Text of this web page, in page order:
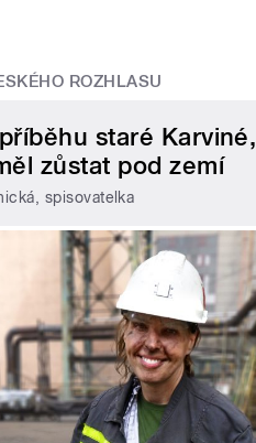
ROZHLASU
staré Karviné,
zůstat pod zemí
spisovatelka